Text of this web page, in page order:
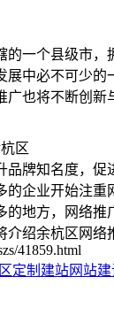
的一个县级市，
展中必不可少的
也将不断创新
区
品牌知名度，促
的企业开始注重
的地方，网络推
介绍余杭区网络
41859.html
定制建站网站建